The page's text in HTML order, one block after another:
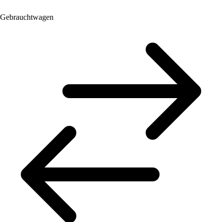
Gebrauchtwagen